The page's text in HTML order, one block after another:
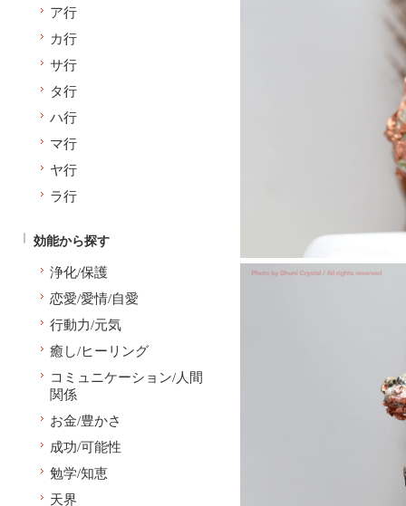
ア行
カ行
サ行
タ行
ハ行
マ行
ヤ行
ラ行
効能から探す
浄化/保護
恋愛/愛情/自愛
行動力/元気
癒し/ヒーリング
コミュニケーション/人間
関係
お金/豊かさ
成功/可能性
勉学/知恵
天界